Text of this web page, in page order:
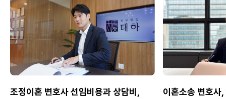
조정이혼 변호사 선임비용과 상담비,
이혼소송 변호사